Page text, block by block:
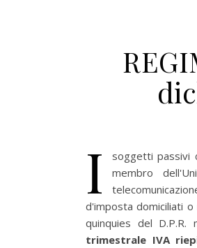
I
soggetti passivi
membro
d'imposta domiciliati
quinquies del
trimestrale IVA